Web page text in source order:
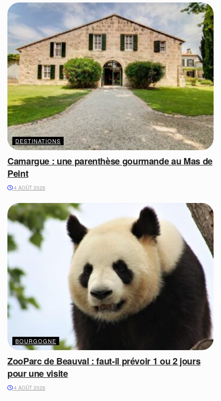
DESTINATIONS
Camargue : une parenthèse gourmande au Mas de
Peint
4 AOÛT 2026
BOURGOGNE
ZooParc de Beauval : faut-il prévoir 1 ou 2 jours
pour une visite
4 AOÛT 2026